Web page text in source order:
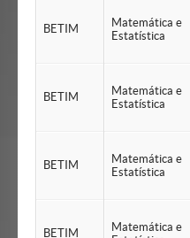
BETIM
Matemática e
Estatística
BETIM
Matemática e
Estatística
BETIM
Matemática e
Estatística
BETIM
Matemática e